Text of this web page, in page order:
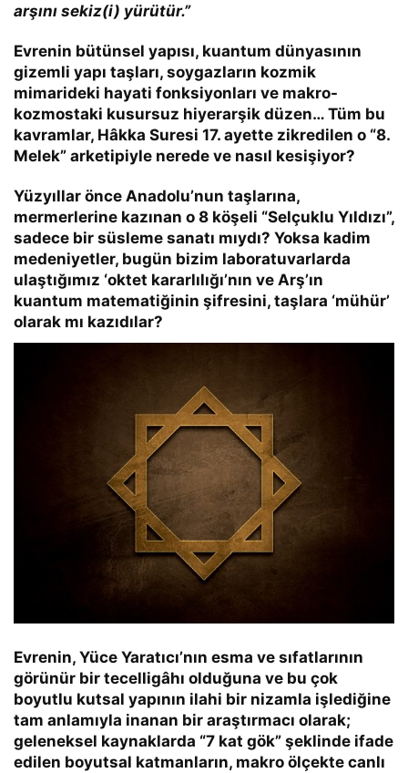
arşını sekiz(i) yürütür.”
Evrenin bütünsel yapısı, kuantum dünyasının
gizemli yapı taşları, soygazların kozmik
mimarideki hayati fonksiyonları ve makro-
kozmostaki kusursuz hiyerarşik düzen… Tüm bu
kavramlar, Hâkka Suresi 17. ayette zikredilen o “8.
Melek” arketipiyle nerede ve nasıl kesişiyor?
Yüzyıllar önce Anadolu’nun taşlarına,
mermerlerine kazınan o 8 köşeli “Selçuklu Yıldızı”,
sadece bir süsleme sanatı mıydı? Yoksa kadim
medeniyetler, bugün bizim laboratuvarlarda
ulaştığımız ‘oktet kararlılığı’nın ve Arş’ın
kuantum matematiğinin şifresini, taşlara ‘mühür’
olarak mı kazıdılar?
Evrenin, Yüce Yaratıcı’nın esma ve sıfatlarının
görünür bir tecelligâhı olduğuna ve bu çok
boyutlu kutsal yapının ilahi bir nizamla işlediğine
tam anlamıyla inanan bir araştırmacı olarak;
geleneksel kaynaklarda “7 kat gök” şeklinde ifade
edilen boyutsal katmanların, makro ölçekte canlı